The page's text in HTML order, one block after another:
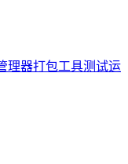
理器打包工具测试运